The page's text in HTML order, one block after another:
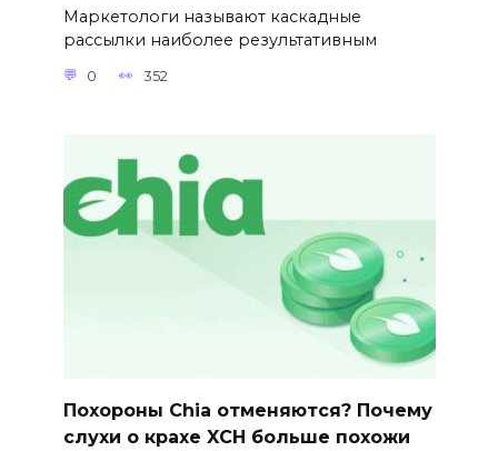
Маркетологи называют каскадные
рассылки наиболее результативным
0 352
Похороны Chia отменяются? Почему
слухи о крахе XCH больше похожи